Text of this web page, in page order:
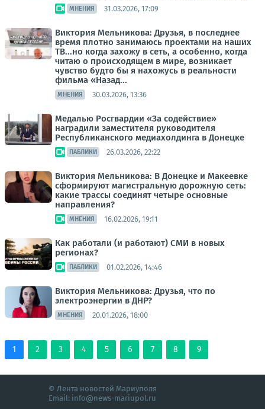
МНЕНИЯ 31.03.2026, 17:09
Виктория Мельникова: Друзья, в последнее
время плотно занимаюсь проектами на наших
ТВ...но когда захожу в сеть, а особенно, когда
читаю о происходящем в мире, возникает
чувство будто бы я нахожусь в реальности
фильма «Назад...
МНЕНИЯ 30.03.2026, 13:36
Медалью Росгвардии «За содействие»
наградили заместителя руководителя
Республиканского медиахолдинга в Донецке
ПАБЛИКИ 26.03.2026, 22:22
Виктория Мельникова: В Донецке и Макеевке
сформируют магистральную дорожную сеть:
какие трассы соединят четыре основные
направления?
МНЕНИЯ 16.02.2026, 19:11
Как работали (и работают) СМИ в новых
регионах?
ПАБЛИКИ 01.02.2026, 14:46
Виктория Мельникова: Друзья, что по
электроэнергии в ДНР?
МНЕНИЯ 20.01.2026, 18:00
1 2 3 4 5 6 7 8 9
© Лента новостей Мариуполя
Email: info@news-mariupol.ru